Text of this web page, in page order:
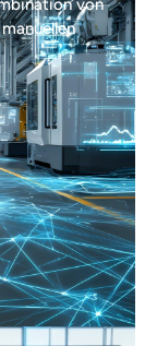
von